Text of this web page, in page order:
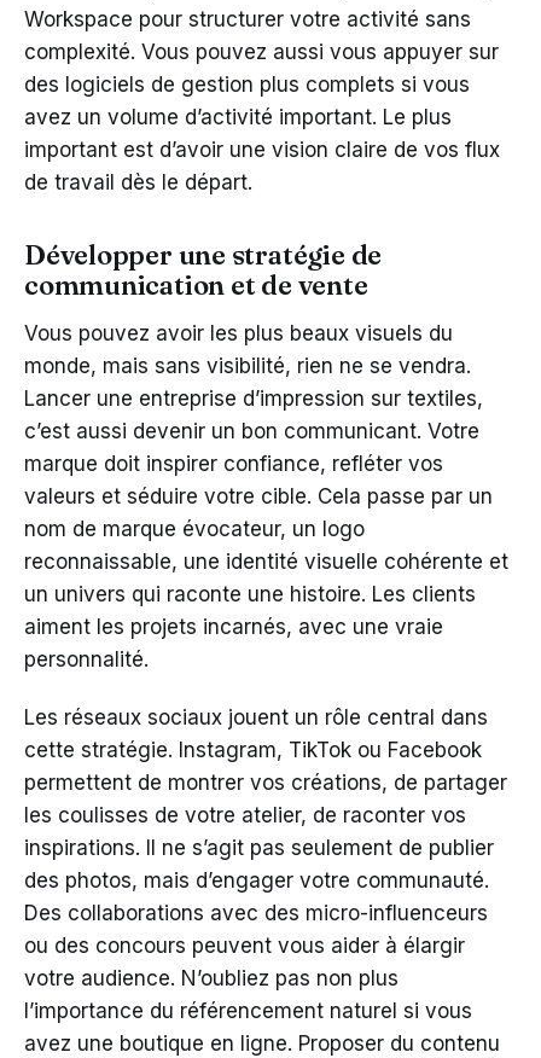
Workspace pour structurer votre activité sans
complexité. Vous pouvez aussi vous appuyer sur
des logiciels de gestion plus complets si vous
avez un volume d’activité important. Le plus
important est d’avoir une vision claire de vos flux
de travail dès le départ.
Développer une stratégie de
communication et de vente
Vous pouvez avoir les plus beaux visuels du
monde, mais sans visibilité, rien ne se vendra.
Lancer une entreprise d’impression sur textiles,
c’est aussi devenir un bon communicant. Votre
marque doit inspirer confiance, refléter vos
valeurs et séduire votre cible. Cela passe par un
nom de marque évocateur, un logo
reconnaissable, une identité visuelle cohérente et
un univers qui raconte une histoire. Les clients
aiment les projets incarnés, avec une vraie
personnalité.
Les réseaux sociaux jouent un rôle central dans
cette stratégie. Instagram, TikTok ou Facebook
permettent de montrer vos créations, de partager
les coulisses de votre atelier, de raconter vos
inspirations. Il ne s’agit pas seulement de publier
des photos, mais d’engager votre communauté.
Des collaborations avec des micro-influenceurs
ou des concours peuvent vous aider à élargir
votre audience. N’oubliez pas non plus
l’importance du référencement naturel si vous
avez une boutique en ligne. Proposer du contenu